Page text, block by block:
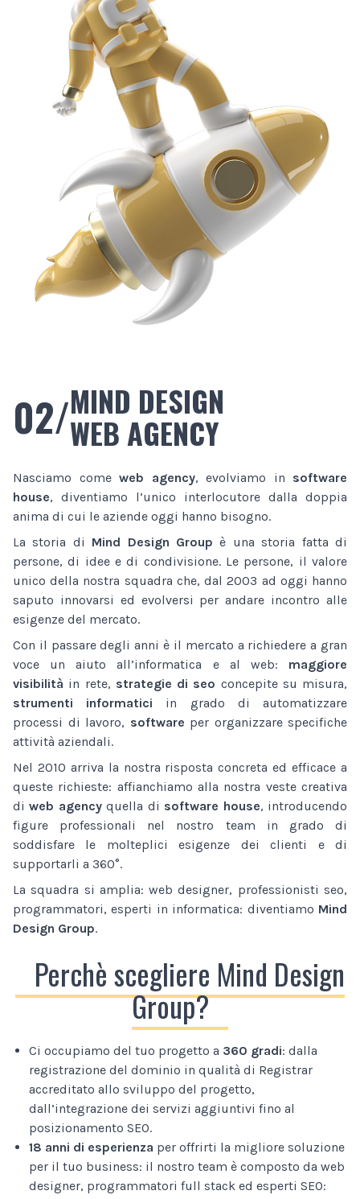
02/MIND DESIGN
WEB AGENCY
Nasciamo come web agency, evolviamo in software
house, diventiamo l’unico interlocutore dalla doppia
anima di cui le aziende oggi hanno bisogno.
La storia di Mind Design Group è una storia fatta di
persone, di idee e di condivisione. Le persone, il valore
unico della nostra squadra che, dal 2003 ad oggi hanno
saputo innovarsi ed evolversi per andare incontro alle
esigenze del mercato.
Con il passare degli anni è il mercato a richiedere a gran
voce un aiuto all’informatica e al web: maggiore
visibilità in rete, strategie di seo concepite su misura,
strumenti informatici in grado di automatizzare
processi di lavoro, software per organizzare specifiche
attività aziendali.
Nel 2010 arriva la nostra risposta concreta ed efficace a
queste richieste: affianchiamo alla nostra veste creativa
diweb agencyquella di software house, introducendo
figure professionali nel nostro team in grado di
soddisfare le molteplici esigenze dei clienti e di
supportarli a 360°.
La squadra si amplia: web designer, professionisti seo,
programmatori, esperti in informatica: diventiamo Mind
Design Group.
Perchè scegliere Mind Design
Group?
Ci occupiamo del tuo progetto a 360 gradi: dalla
registrazione del dominio in qualità di Registrar
accreditato allo sviluppo del progetto,
dall’integrazione dei servizi aggiuntivi fino al
posizionamento SEO.
18 anni di esperienza per offrirti la migliore soluzione
per il tuo business: il nostro team è composto da web
designer, programmatori full stack ed esperti SEO: